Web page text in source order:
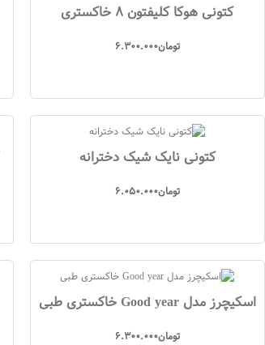
کتونی هوکا کلیفتون 8 خاکستری
تومان6.300.000
کتونی نایک شیک دخترانه
تومان6.050.000
اسکیچرز مدل Good year خاکستری طبی
تومان6.300.000